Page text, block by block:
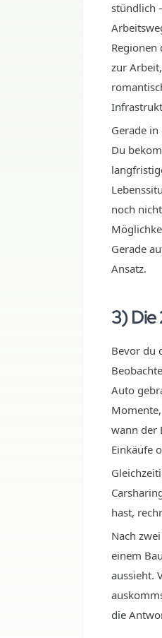
stündlich
Regionen
zur
Gerade
Du
noch
Gerade
Ansatz.
3) Die
Bevor du
Auto
wann der
Einkäufe
hast,
Nach
einem
aussieht.
die